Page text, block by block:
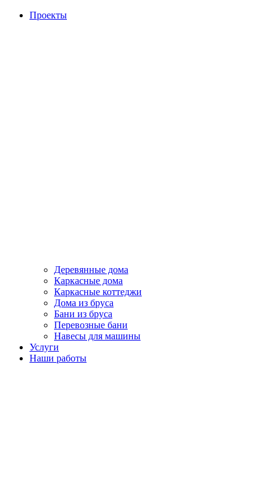
Проекты
Деревянные дома
Каркасные дома
Каркасные коттеджи
Дома из бруса
Бани из бруса
Перевозные бани
Навесы для машины
Услуги
Наши работы